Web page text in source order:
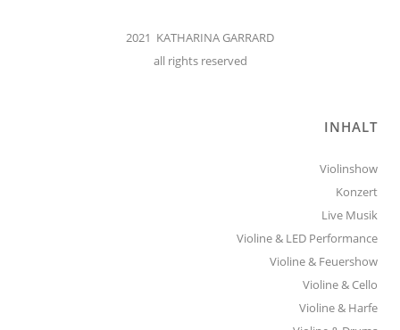
2021 KATHARINA GARRARD
all rights reserved
INHALT
Violinshow
Konzert
Live Musik
Violine & LED Performance
Violine & Feuershow
Violine & Cello
Violine & Harfe